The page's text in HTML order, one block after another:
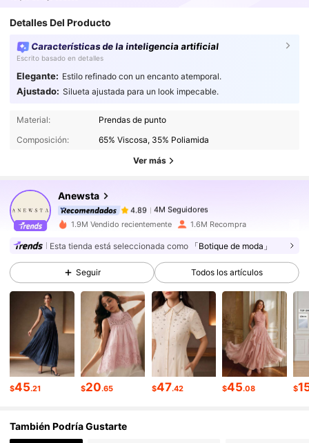
Detalles Del Producto
Características de la inteligencia artificial
Escrito basado en detalles
Elegante: Estilo refinado con un encanto atemporal.
Ajustado: Silueta ajustada para un look impecable.
Material:
Prendas de punto
Composición:
65% Viscosa, 35% Poliamida
Ver más
Anewsta
d***oseguidoHace 30 minutos
4.89
4M Seguidores
4.89 4M Seguidores
4M Seguidores
4.89 4M Seguidores
4.89 4M Seguidores
4.89 4M Seguidores
1.9M Vendido recientemente 1.6M Recompra
Esta tienda está seleccionada como 「Botique de moda」
Seguir Todos los artículos
$45.21 $20.65 $47.42 $45.08 $
También Podría Gustarte